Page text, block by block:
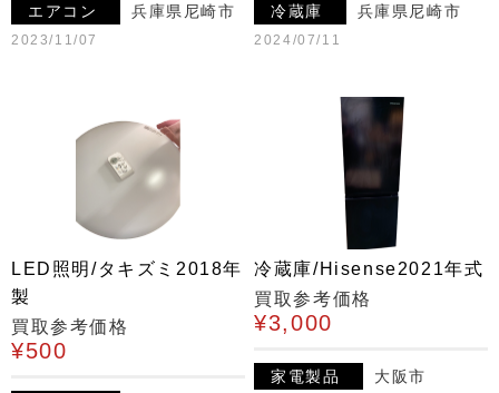
エアコン 兵庫県尼崎市
2023/11/07
冷蔵庫 兵庫県尼崎市
2024/07/11
LED照明/タキズミ2018年
製
買取参考価格
¥500
冷蔵庫/Hisense2021年式
買取参考価格
¥3,000
家電製品 大阪市